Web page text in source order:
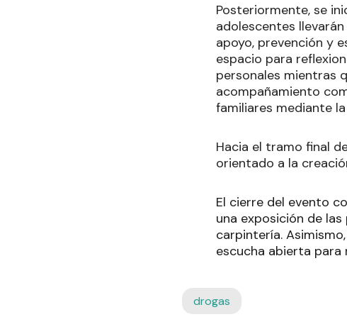
Posteriormente, se
adolescentes
apoyo, prevención y
espacio para
personales mientras
acompañamiento
familiares mediante
Hacia el tramo final
orientado a la
El cierre del evento
una exposición de
carpintería.
escucha abierta
drogas